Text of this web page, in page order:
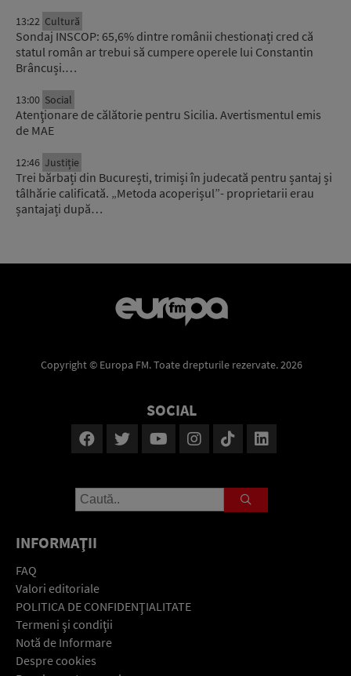
13:22 Cultură
Sondaj INSCOP: 65,6% dintre românii chestionați cred că
statul român ar trebui să cumpere operele lui Constantin
Brâncuși.…
13:00 Social
Atenţionare de călătorie pentru Sicilia. Avertismentul emis
de MAE
12:46 Justiție
Trei bărbați din București, trimiși în judecată pentru șantaj și
tâlhărie calificată. „Metoda acoperișul”- proprietarii erau
șantajați după…
Copyright © Europa FM. Toate drepturile rezervate. 2026
SOCIAL
INFORMAŢII
FAQ
Valori editoriale
POLITICA DE CONFIDENŢIALITATE
Termeni şi condiţii
Notă de Informare
Despre cookies